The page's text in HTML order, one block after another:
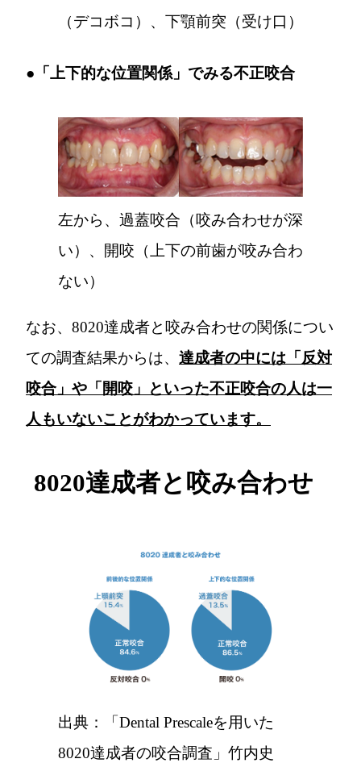
（デコボコ）、下顎前突（受け口）
●「上下的な位置関係」でみる不正咬合
左から、過蓋咬合（咬み合わせが深
い）、開咬（上下の前歯が咬み合わ
ない）
なお、8020達成者と咬み合わせの関係につい
ての調査結果からは、 達成者の中には「反対
咬合」や「開咬」といった不正咬合の人は一
人もいないことがわかっています。
8020達成者と咬み合わせ
出典：「Dental Prescaleを用いた
8020達成者の咬合調査」竹内史